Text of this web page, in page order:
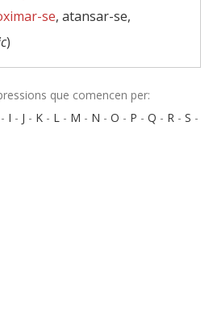
se, atansar-se,
)
que comencen per:
- I - J - K - L - M - N - O - P - Q - R - S -